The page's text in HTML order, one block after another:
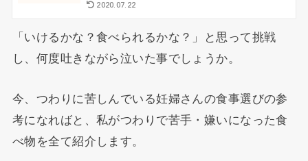
2020.07.22
「いけるかな？食べられるかな？」と思って挑戦
し、何度吐きながら泣いた事でしょうか。
今、つわりに苦しんでいる妊婦さんの食事選びの参
考になればと、私がつわりで苦手・嫌いになった食
べ物を全て紹介します。